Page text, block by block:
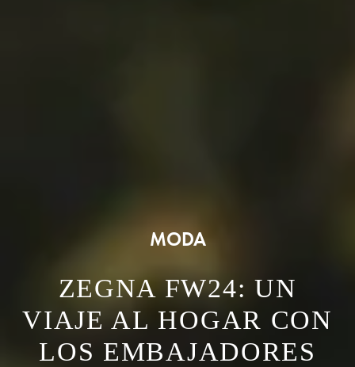
MODA
ZEGNA FW24: UN
VIAJE AL HOGAR CON
LOS EMBAJADORES